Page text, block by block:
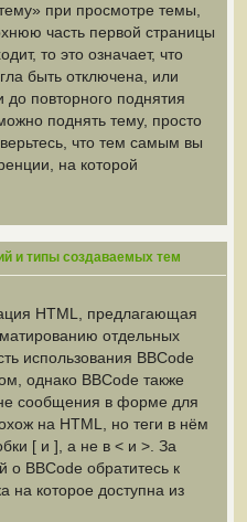
при просмотре темы,
часть первой страницы
то это означает, что
быть отключена, или
повторного поднятия
поднять тему, просто
что тем самым вы
на которой
и типы создаваемых тем
HTML, предлагающая
отдельных
использования BBCode
однако BBCode также
сообщения в форме для
на HTML, но теги в нём
[ и ], а не в < и >. За
BBCode обратитесь к
на которое доступна из